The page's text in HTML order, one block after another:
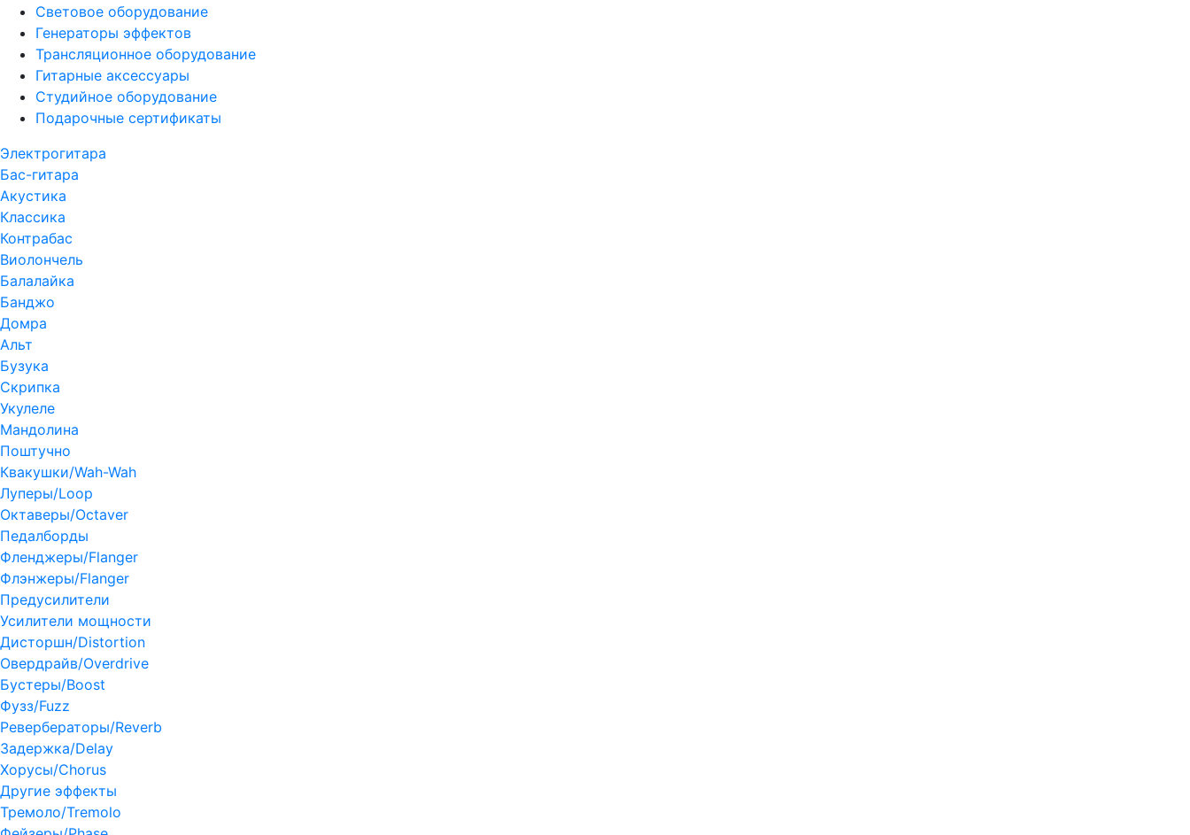
Световое оборудование
Генераторы эффектов
Трансляционное оборудование
Гитарные аксессуары
Студийное оборудование
Подарочные сертификаты
Электрогитара
Бас-гитара
Акустика
Классика
Контрабас
Виолончель
Балалайка
Банджо
Домра
Альт
Бузука
Скрипка
Укулеле
Мандолина
Поштучно
Квакушки/Wah-Wah
Луперы/Loop
Октаверы/Octaver
Педалборды
Фленджеры/Flanger
Флэнжеры/Flanger
Предусилители
Усилители мощности
Дисторшн/Distortion
Овердрайв/Overdrive
Бустеры/Boost
Фузз/Fuzz
Ревербераторы/Reverb
Задержка/Delay
Хорусы/Chorus
Другие эффекты
Тремоло/Tremolo